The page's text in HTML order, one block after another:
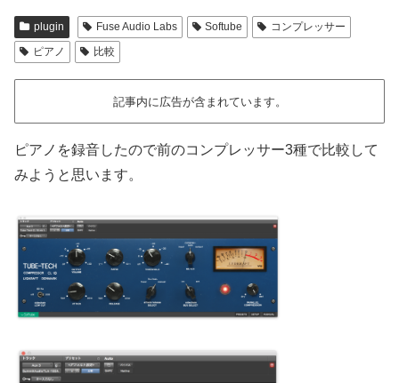
plugin Fuse Audio Labs Softube
コンプレッサー
ピアノ
比較
記事内に広告が含まれています。
ピアノを録音したので前のコンプレッサー3種で比較して
みようと思います。